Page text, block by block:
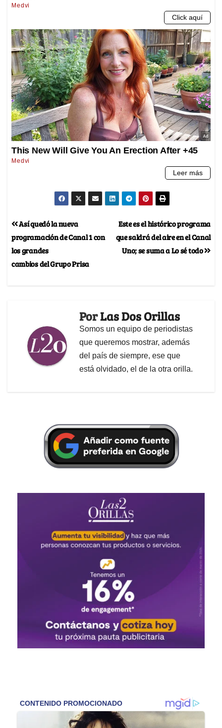
Este es el histórico programa
que saldrá del aire en el Canal
Uno; se suma a Lo sé todo
Así quedó la nueva
programación de Canal 1 con
los grandes
cambios del Grupo Prisa
PorLas Dos Orillas
Somos un equipo de periodistas
que queremos mostrar, además
del país de siempre, ese que
está olvidado, el de la otra orilla.